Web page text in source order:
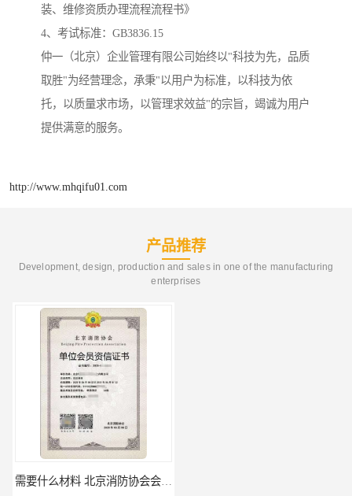
装、维修资质办理流程流程书》
4、考试标准：GB3836.15
仲一（北京）企业管理有限公司始终以"科技为先，品质
取胜"为经营理念，承秉"以用户为标准，以科技为依
托，以质量求市场，以管理求效益"的宗旨，竭诚为用户
提供满意的服务。
http://www.mhqifu01.com
产品推荐
Development, design, production and sales in one of the manufacturing
enterprises
需要什么材料 北京消防协会会员证有什么要求